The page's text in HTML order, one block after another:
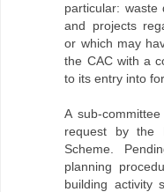
particular: waste
and projects
or which may
the CAC with a
to its entry into
A sub-
request by the
Scheme.
planning
building activity